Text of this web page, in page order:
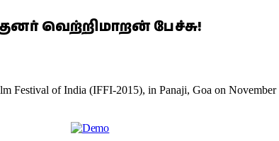
வெற்றிமாறன் பேச்சு!
Festival of India (IFFI-2015), in Panaji, Goa on November